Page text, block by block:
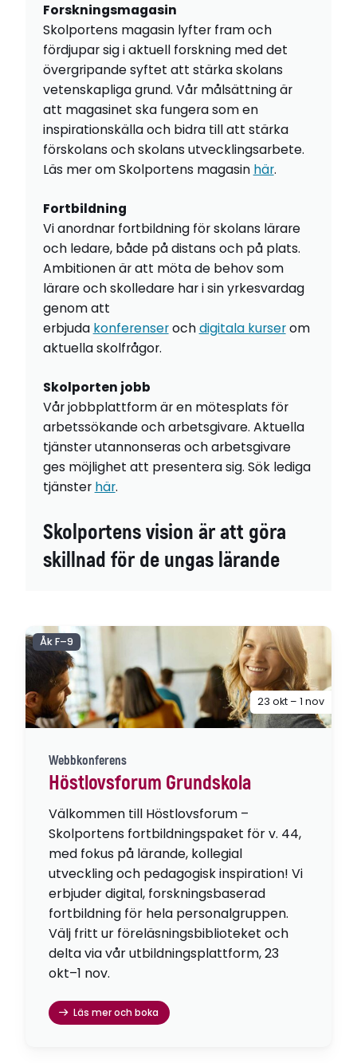
Forskningsmagasin
Skolportens magasin lyfter fram och
fördjupar sig i aktuell forskning med det
övergripande syftet att stärka skolans
vetenskapliga grund. Vår målsättning är
att magasinet ska fungera som en
inspirationskälla och bidra till att stärka
förskolans och skolans utvecklingsarbete.
Läs mer om Skolportens magasin här.
Fortbildning
Vi anordnar fortbildning för skolans lärare
och ledare, både på distans och på plats.
Ambitionen är att möta de behov som
lärare och skolledare har i sin yrkesvardag
genom att
erbjuda konferenserochdigitala kurserom
aktuella skolfrågor.
Skolporten jobb
Vår jobbplattform är en mötesplats för
arbetssökande och arbetsgivare. Aktuella
tjänster utannonseras och arbetsgivare
ges möjlighet att presentera sig. Sök lediga
tjänster här.
Skolportens vision är att göra
skillnad för de ungas lärande
Webbkonferens
Höstlovsforum Grundskola
Välkommen till Höstlovsforum –
Skolportens fortbildningspaket för v. 44,
med fokus på lärande, kollegial
utveckling och pedagogisk inspiration! Vi
erbjuder digital, forskningsbaserad
fortbildning för hela personalgruppen.
Välj fritt ur föreläsningsbiblioteket och
delta via vår utbildningsplattform, 23
okt–1 nov.
Läs mer och boka
Åk F–9
23 okt – 1 nov